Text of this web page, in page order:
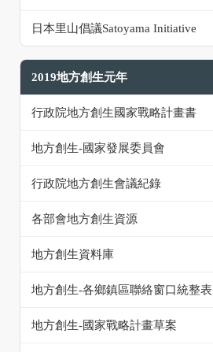
日本里山倡議Satoyama Initiative
2019地方創生元年
行政院地方創生國家戰略計畫書
地方創生-國家發展委員會
行政院地方創生會議紀錄
各部會地方創生資源
地方創生資料庫
地方創生-各鄉鎮區聯絡窗口統整表
地方創生-國家戰略計畫草案